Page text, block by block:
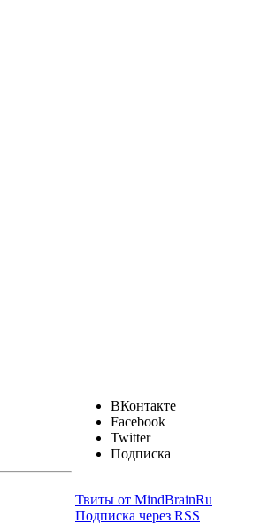
ВКонтакте
Facebook
Twitter
Подписка
Твиты от MindBrainRu
Подписка через RSS